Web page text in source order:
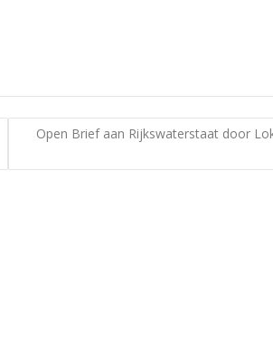
Open Brief aan Rijkswaterstaat door